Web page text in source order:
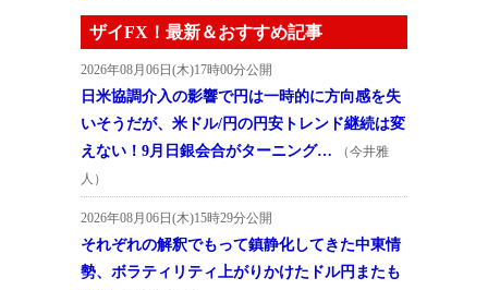
ザイFX！最新＆おすすめ記事
2026年08月06日(木)17時00分公開
日米協調介入の影響で円は一時的に方向感を失
いそうだが、米ドル/円の円安トレンド継続は変
えない！9月日銀会合がターニング…
（今井雅
人）
2026年08月06日(木)15時29分公開
それぞれの解釈でもって鎮静化してきた中東情
勢、ボラティリティ上がりかけたドル円またも